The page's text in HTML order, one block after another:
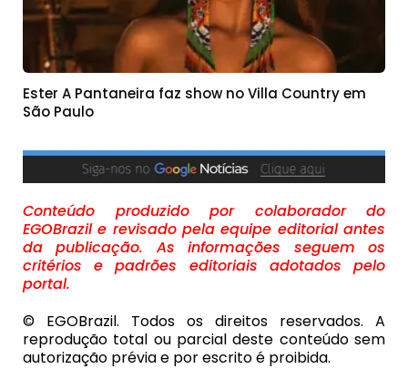
Ester A Pantaneira faz show no Villa Country em
São Paulo
Conteúdo produzido por colaborador do
EGOBrazil e revisado pela equipe editorial antes
da publicação. As informações seguem os
critérios e padrões editoriais adotados pelo
portal.
© EGOBrazil. Todos os direitos reservados. A
reprodução total ou parcial deste conteúdo sem
autorização prévia e por escrito é proibida.